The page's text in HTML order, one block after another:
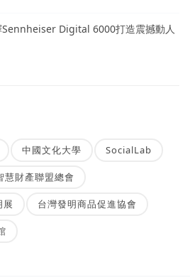
Sennheiser Digital 6000打造震撼動人
中國文化大學 SocialLab
慧財產聯盟總會
展 台灣發明商品促進協會